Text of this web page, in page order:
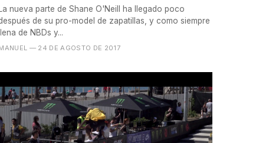
La nueva parte de Shane O'Neill ha llegado poco
de su pro-model de zapatillas, y como siempre
llena de NBDs y...
— 24 DE AGOSTO DE 2017